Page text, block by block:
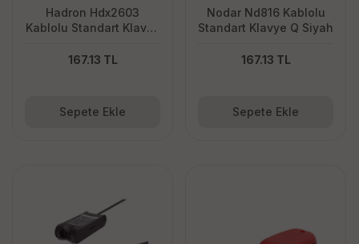
Hadron Hdx2603
Kablolu Standart Klavye
167.13 TL
Sepete Ekle
Nodar Nd816 Kablolu
Standart Klavye Q Siyah
167.13 TL
Sepete Ekle